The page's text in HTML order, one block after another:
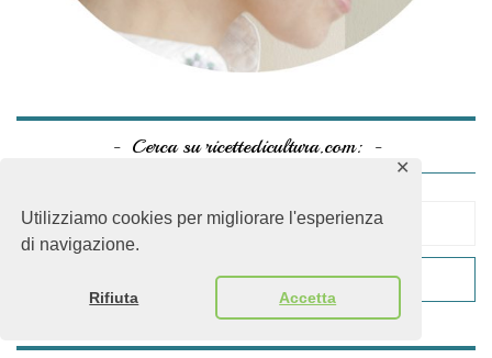
Utilizziamo cookies per migliorare l'esperienza
di navigazione.
Rifiuta Accetta
✕
Cerca su ricettedicultura.com: